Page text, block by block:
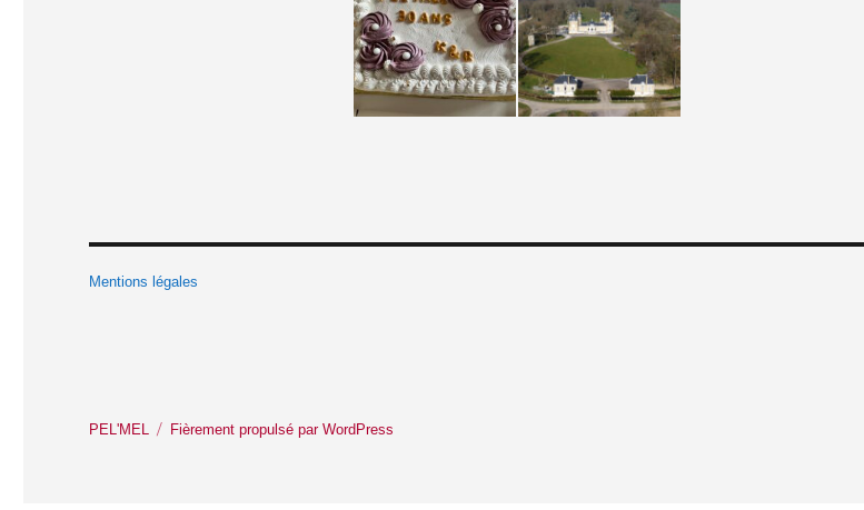
Mentions légales
PEL'MEL Fièrement propulsé par WordPress